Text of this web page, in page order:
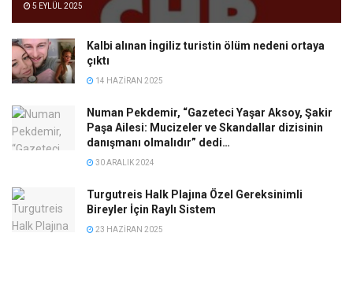
5 EYLÜL 2025
Kalbi alınan İngiliz turistin ölüm nedeni ortaya
çıktı
14 HAZIRAN 2025
Numan Pekdemir, “Gazeteci Yaşar Aksoy, Şakir
Paşa Ailesi: Mucizeler ve Skandallar dizisinin
danışmanı olmalıdır” dedi…
30 ARALIK 2024
Turgutreis Halk Plajına Özel Gereksinimli
Bireyler İçin Raylı Sistem
23 HAZIRAN 2025